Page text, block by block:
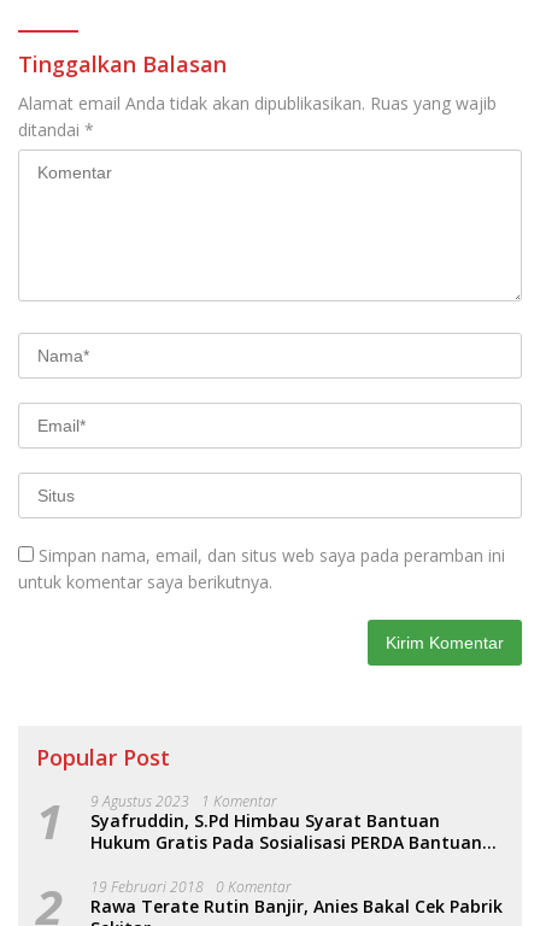
Tinggalkan Balasan
Alamat email Anda tidak akan dipublikasikan. Ruas yang wajib
ditandai *
Simpan nama, email, dan situs web saya pada peramban ini
untuk komentar saya berikutnya.
Popular Post
1 9 Agustus 2023 1 Komentar
Syafruddin, S.Pd Himbau Syarat Bantuan
Hukum Gratis Pada Sosialisasi PERDA Bantuan
2 19 Februari 2018 0 Komentar
Rawa Terate Rutin Banjir, Anies Bakal Cek Pabrik